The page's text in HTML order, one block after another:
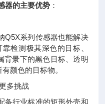
器的主要优势 ：
Q5X系列传感器也能解决
检测极其深色的目标、
背景下的黑色目标、透明
颜色的目标物。
多挑战
备行业标准的矩形外壳和